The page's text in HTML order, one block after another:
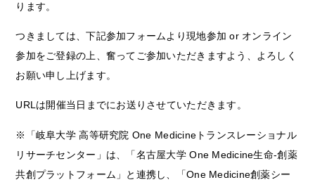
ります。
つきましては、下記参加フォームより現地参加 or オンライン
参加をご登録の上、奮ってご参加いただきますよう、よろしく
お願い申し上げます。
URLは開催当日までにお送りさせていただきます。
※「岐阜大学 高等研究院 One Medicineトランスレーショナル
リサーチセンター」は、「名古屋大学 One Medicine生命-創薬
共創プラットフォーム」と連携し、「One Medicine創薬シー